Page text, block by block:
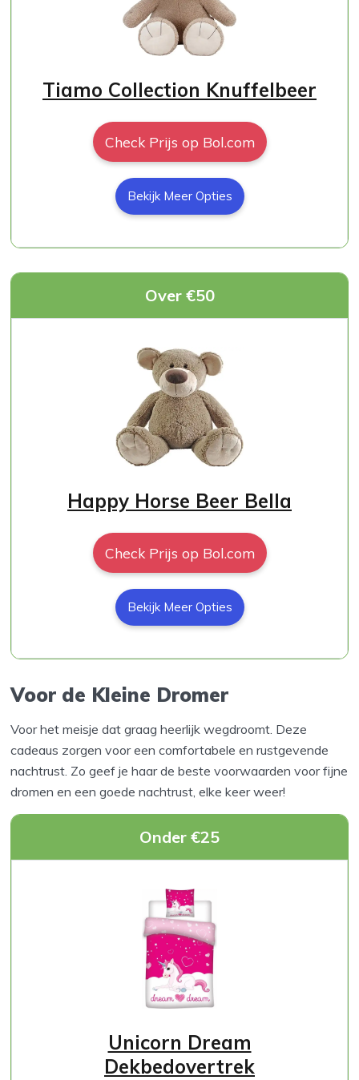
Tiamo Collection Knuffelbeer
Check Prijs op Bol.com
Bekijk Meer Opties
Over €50
Happy Horse Beer Bella
Check Prijs op Bol.com
Bekijk Meer Opties
Voor de Kleine Dromer
Voor het meisje dat graag heerlijk wegdroomt. Deze
cadeaus zorgen voor een comfortabele en rustgevende
nachtrust. Zo geef je haar de beste voorwaarden voor fijne
dromen en een goede nachtrust, elke keer weer!
Onder €25
Unicorn Dream
Dekbedovertrek